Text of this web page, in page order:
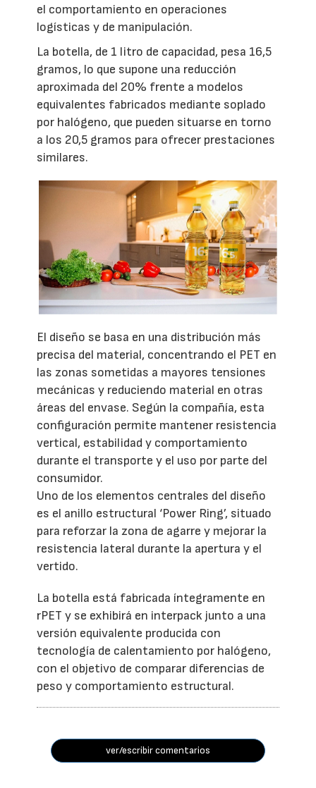
el comportamiento en operaciones
logísticas y de manipulación.
La botella, de 1 litro de capacidad, pesa 16,5
gramos, lo que supone una reducción
aproximada del 20% frente a modelos
equivalentes fabricados mediante soplado
por halógeno, que pueden situarse en torno
a los 20,5 gramos para ofrecer prestaciones
similares.
El diseño se basa en una distribución más
precisa del material, concentrando el PET en
las zonas sometidas a mayores tensiones
mecánicas y reduciendo material en otras
áreas del envase. Según la compañía, esta
configuración permite mantener resistencia
vertical, estabilidad y comportamiento
durante el transporte y el uso por parte del
consumidor.
Uno de los elementos centrales del diseño
es el anillo estructural ‘Power Ring’, situado
para reforzar la zona de agarre y mejorar la
resistencia lateral durante la apertura y el
vertido.
La botella está fabricada íntegramente en
rPET y se exhibirá en interpack junto a una
versión equivalente producida con
tecnología de calentamiento por halógeno,
con el objetivo de comparar diferencias de
peso y comportamiento estructural.
ver/escribir comentarios